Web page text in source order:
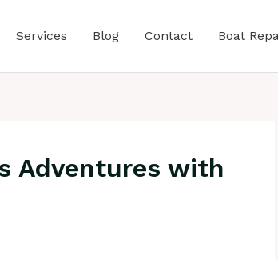
Services Blog Contact Boat
Adventures with